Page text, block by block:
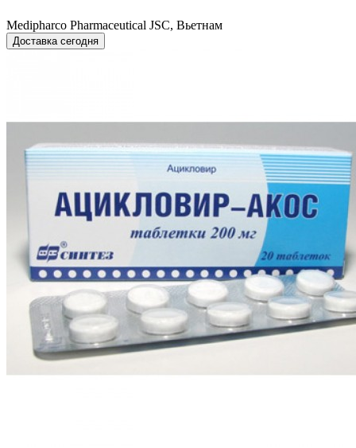
Medipharco Pharmaceutical JSC, Вьетнам
Доставка сегодня